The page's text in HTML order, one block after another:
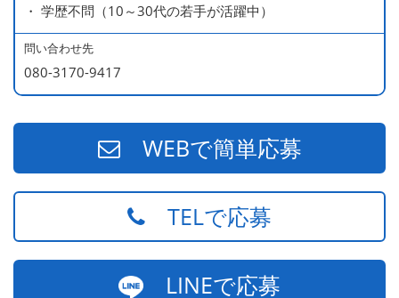
・ 学歴不問（10～30代の若手が活躍中）
問い合わせ先
080-3170-9417
WEBで簡単応募
TELで応募
LINEで応募